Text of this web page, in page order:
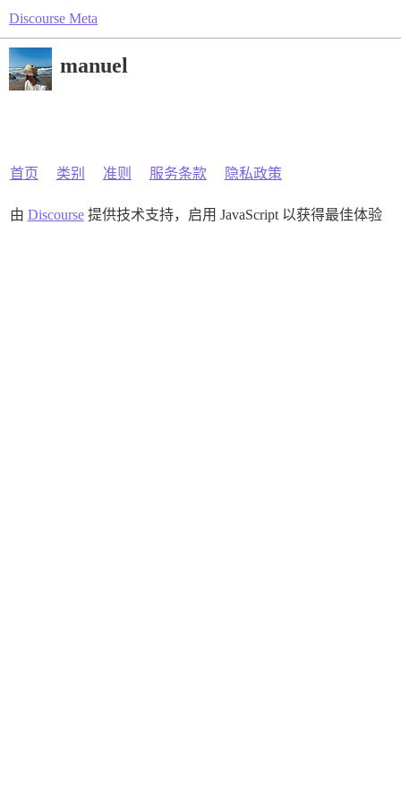
Discourse Meta
manuel
首页 类别 准则 服务条款 隐私政策
由 Discourse提供技术支持，启用 JavaScript 以获得最佳体验